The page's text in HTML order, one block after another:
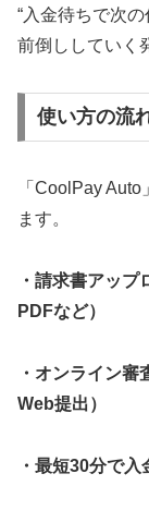
“入金待ちで次
前倒ししていく
使い方の流
「CoolPay
ます。
・請求書アッ
PDFなど）
・オンライン
Web提出）
・最短30分で入